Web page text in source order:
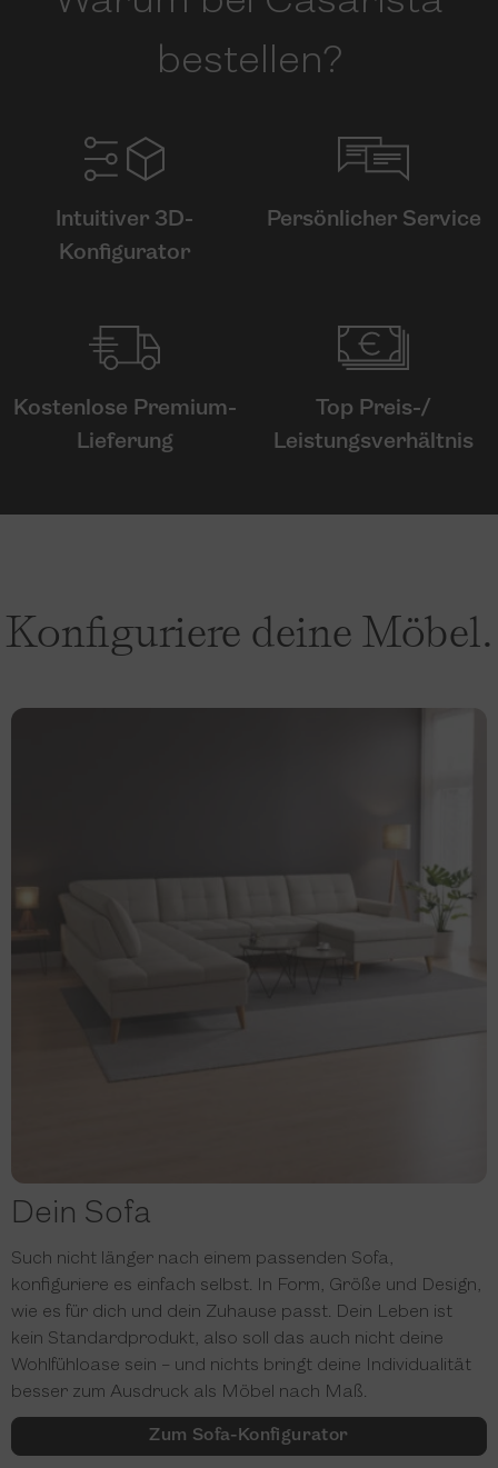
bestellen?
Intuitiver 3D-
Konfigurator
Persönlicher Service
Kostenlose Premium-
Lieferung
Top Preis-/
Leistungs­ver­hältnis
Konfiguriere deine Möbel.
Dein Sofa
Such nicht länger nach einem passenden Sofa,
konfiguriere es einfach selbst. In Form, Größe und Design,
wie es für dich und dein Zuhause passt. Dein Leben ist
kein Standardprodukt, also soll das auch nicht deine
Wohlfühloase sein – und nichts bringt deine Individualität
besser zum Ausdruck als Möbel nach Maß.
Zum Sofa-Konfigurator